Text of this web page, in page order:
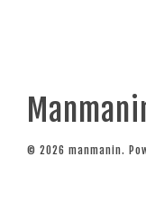
© 2026 manmanin.